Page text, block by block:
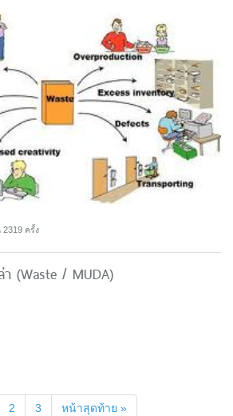
2319 ครั้ง
(Waste / MUDA)
2 3 หน้าสุดท้าย »